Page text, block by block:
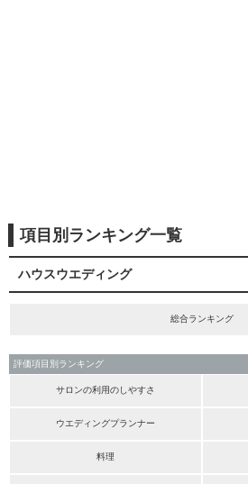
項目別ランキング一覧
ハウスウエディング
総合ランキング
評価項目別ランキング
サロンの利用のしやすさ
ウエディングプランナー
料理